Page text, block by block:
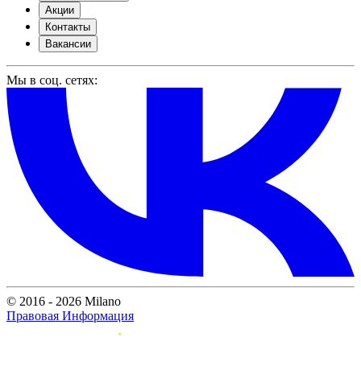
Акции
Контакты
Вакансии
Мы в соц. сетях:
© 2016 - 2026 Milano
Правовая Информация